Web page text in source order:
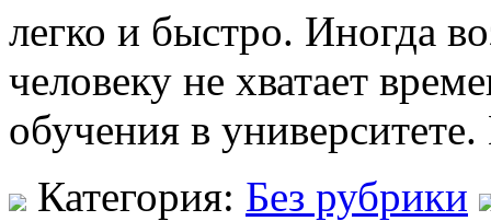
легко и быстро. Иногда
человеку не хватает
обучения в
Категория: Без рубрики